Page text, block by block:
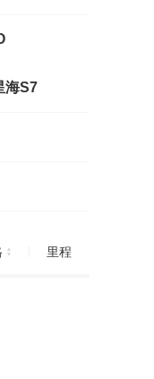
海S7
里程